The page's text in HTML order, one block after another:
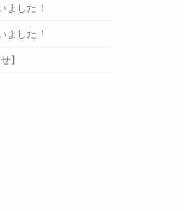
ました！
ました！
】